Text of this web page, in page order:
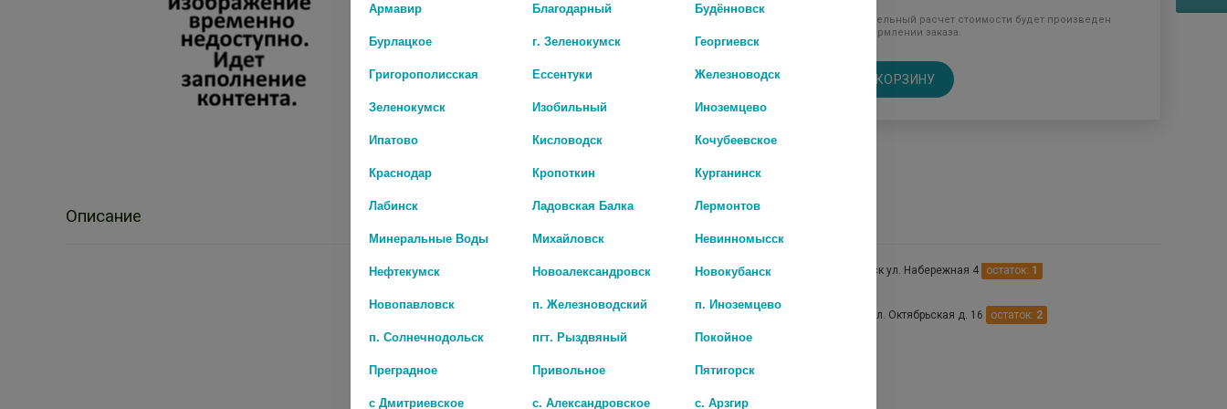
Окончательный расчет стоимости будет произведен
при оформлении заказа.
В КОРЗИНУ
Описание Наличие в аптеках
АГЛФ № 10 п. Солнечнодольск ул. Набережная 4 остаток: 1
АГЛФ №38 с. Дмитриевское ул. Октябрьская д. 16 остаток: 2
цена: 104 руб.
Армавир Благодарный
Будённовск
Бурлацкое
г. Зеленокумск
Георгиевск
Григорополисская
Ессентуки
Железноводск
Зеленокумск
Изобильный
Иноземцево
Ипатово
Кисловодск
Кочубеевское
Краснодар
Кропоткин
Курганинск
Лабинск
Ладовская Балка
Лермонтов
Минеральные Воды
Михайловск
Невинномысск
Нефтекумск
Новоалександровск
Новокубанск
Новопавловск
п. Железноводский
п. Иноземцево
п. Солнечнодольск
пгт. Рыздвяный
Покойное
Преградное
Привольное
Пятигорск
с Дмитриевское
с. Александровское с. Арзгир